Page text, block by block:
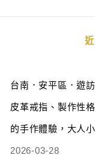
台南．安平區．遊
皮革戒指、製作性
的手作體驗，大人
2026-03-28